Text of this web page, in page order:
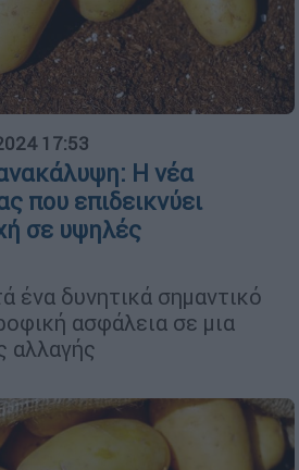
17:53
Η νέα
που επιδεικνύει
σε υψηλές
ένα δυνητικά σημαντικό
ασφάλεια σε μια
αλλαγής